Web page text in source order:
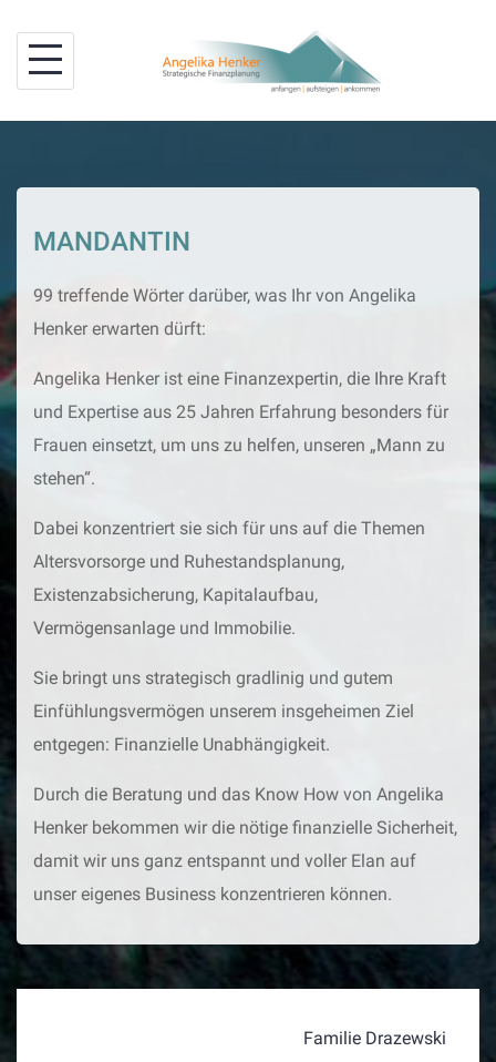
content
MANDANTIN
99 treffende Wörter darüber, was Ihr von Angelika
Henker erwarten dürft:
Angelika Henker ist eine Finanzexpertin, die Ihre Kraft
und Expertise aus 25 Jahren Erfahrung besonders für
Frauen einsetzt, um uns zu helfen, unseren „Mann zu
stehen“.
Dabei konzentriert sie sich für uns auf die Themen
Altersvorsorge und Ruhestandsplanung,
Existenzabsicherung, Kapitalaufbau,
Vermögensanlage und Immobilie.
Sie bringt uns strategisch gradlinig und gutem
Einfühlungsvermögen unserem insgeheimen Ziel
entgegen: Finanzielle Unabhängigkeit.
Durch die Beratung und das Know How von Angelika
Henker bekommen wir die nötige finanzielle Sicherheit,
damit wir uns ganz entspannt und voller Elan auf
unser eigenes Business konzentrieren können.
Familie Drazewski